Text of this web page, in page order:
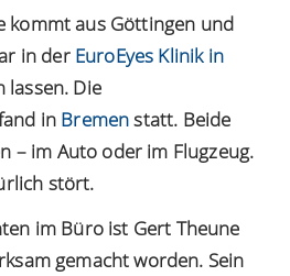
kommt aus Göttingen und
in der EuroEyes Klinik in
Die
in Bremenstatt. Beide
– im Auto oder im Flugzeug.
stört.
im Büro ist Gert Theune
gemacht worden. Sein